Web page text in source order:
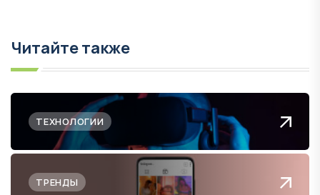
Читайте также
ТЕХНОЛОГИИ
ТРЕНДЫ